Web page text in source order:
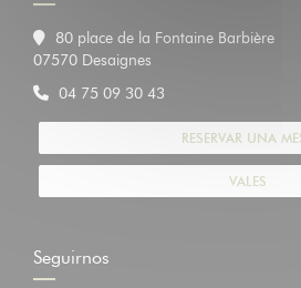
80 place de la Fontaine Barbière
07570 Desaignes
04 75 09 30 43
RESERVAR UNA
VALES
Seguirnos